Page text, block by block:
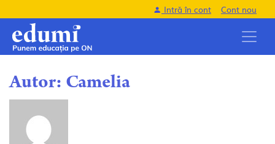
Intră în cont Cont nou
Autor: Camelia